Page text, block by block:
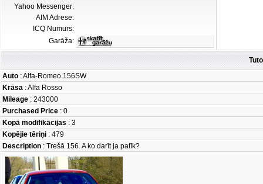
Yahoo Messenger:
AIM Adrese:
ICQ Numurs:
Garāža:
Auto : Alfa-Romeo 156SW
Krāsa : Alfa Rosso
Mileage : 243000
Purchased Price : 0
Kopā modifikācijas : 3
Kopējie tēriņi : 479
Description : Trešā 156. A ko darīt ja patīk?